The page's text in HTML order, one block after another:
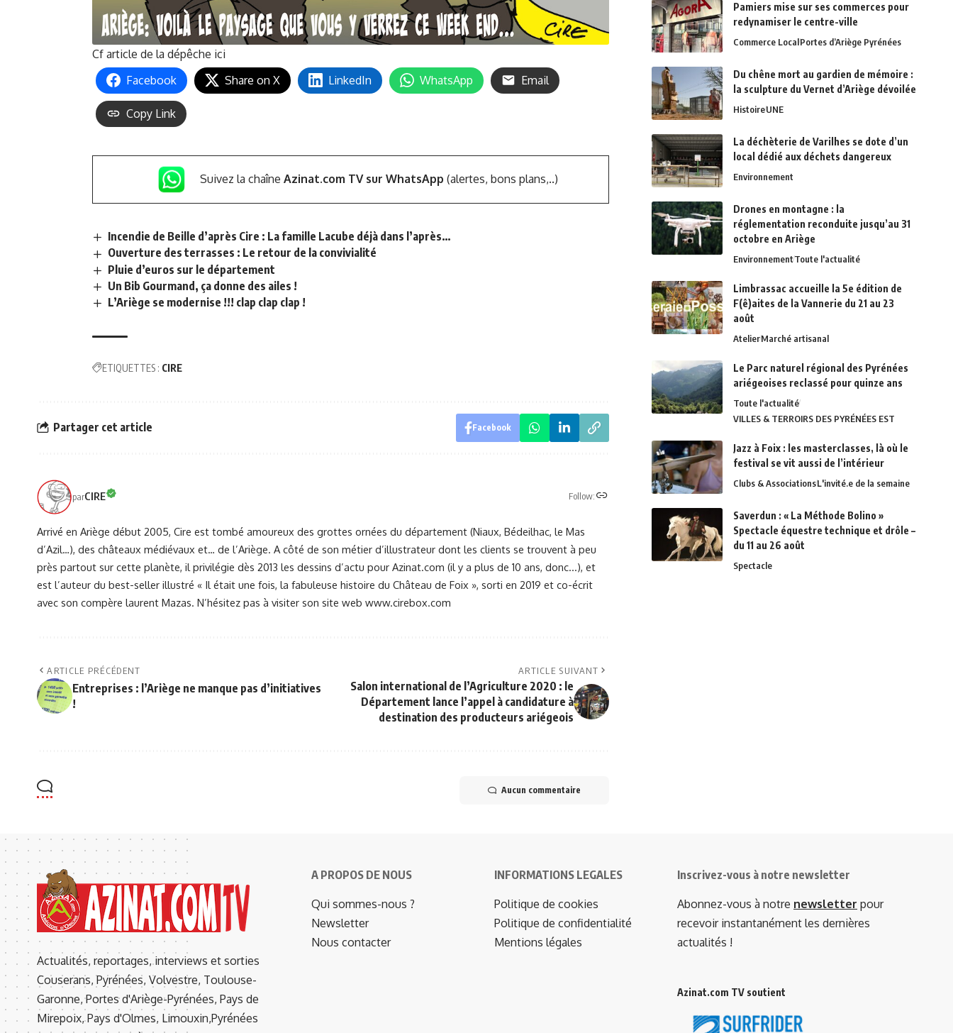
Cf article de la dépêche ici
Facebook
Share on X LinkedIn WhatsApp Email
Copy Link
Suivez la chaîne Azinat.com TV sur WhatsApp (alertes, bons plans,..)
Incendie de Beille d’après Cire : La famille Lacube déjà dans l’après…
Ouverture des terrasses : Le retour de la convivialité
Pluie d’euros sur le département
Un Bib Gourmand, ça donne des ailes !
L’Ariège se modernise !!! clap clap clap !
ETIQUETTES : CIRE
Partager cet article Facebook
parCIRE Follow:
Arrivé en Ariège début 2005, Cire est tombé amoureux des grottes ornées du département (Niaux, Bédeilhac, le Mas
d’Azil…), des châteaux médiévaux et… de l’Ariège. A côté de son métier d’illustrateur dont les clients se trouvent à peu
près partout sur cette planète, il privilégie dès 2013 les dessins d’actu pour Azinat.com (il y a plus de 10 ans, donc...), et
est l’auteur du best-seller illustré « Il était une fois, la fabuleuse histoire du Château de Foix », sorti en 2019 et co-écrit
avec son compère laurent Mazas. N’hésitez pas à visiter son site web www.cirebox.com
ARTICLE PRÉCÉDENT
Entreprises : l’Ariège ne manque pas d’initiatives
!
ARTICLE SUIVANT
Salon international de l’Agriculture 2020 : le
Département lance l’appel à candidature à
destination des producteurs ariégeois
Aucun commentaire
Pamiers mise sur ses commerces pour
redynamiser le centre-ville
Commerce LocalPortes d’Ariège Pyrénées
Du chêne mort au gardien de mémoire :
la sculpture du Vernet d’Ariège dévoilée
HistoireUNE
La déchèterie de Varilhes se dote d’un
local dédié aux déchets dangereux
Environnement
Drones en montagne : la
réglementation reconduite jusqu’au 31
octobre en Ariège
EnvironnementToute l'actualité
Limbrassac accueille la 5e édition de
F(ê)aites de la Vannerie du 21 au 23
août
AtelierMarché artisanal
Le Parc naturel régional des Pyrénées
ariégeoises reclassé pour quinze ans
Toute l'actualité
VILLES & TERROIRS DES PYRÉNÉES EST
Jazz à Foix : les masterclasses, là où le
festival se vit aussi de l’intérieur
Clubs & AssociationsL'invité.e de la semaine
Saverdun : « La Méthode Bolino »
Spectacle équestre technique et drôle –
du 11 au 26 août
Spectacle
Actualités, reportages, interviews et sorties
Couserans, Pyrénées, Volvestre, Toulouse-
Garonne, Portes d'Ariège-Pyrénées, Pays de
Mirepoix, Pays d'Olmes, Limouxin,Pyrénées
A PROPOS DE NOUS
Qui sommes-nous ?
Newsletter
Nous contacter
INFORMATIONS LEGALES
Politique de cookies
Politique de confidentialité
Mentions légales
Inscrivez-vous à notre newsletter
Abonnez-vous à notre newsletter pour
recevoir instantanément les dernières
actualités !
Azinat.com TV soutient